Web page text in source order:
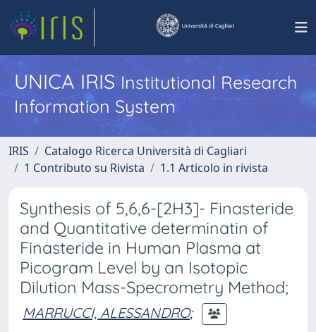
UNICA IRISInstitutional Research
Information System
IRIS
Catalogo Ricerca Università di Cagliari
1 Contributo su Rivista
1.1 Articolo in rivista
Synthesis of 5,6,6-[2H3]- Finasteride
and Quantitative determinatin of
Finasteride in Human Plasma at
Picogram Level by an Isotopic
Dilution Mass-Specrometry Method;
MARRUCCI, ALESSANDRO;